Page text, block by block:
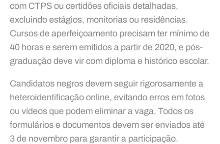
com CTPS ou certidões oficiais detalhadas,
excluindo estágios, monitorias ou residências.
Cursos de aperfeiçoamento precisam ter mínimo de
40 horas e serem emitidos a partir de 2020, e pós-
graduação deve vir com diploma e histórico escolar.
Candidatos negros devem seguir rigorosamente a
heteroidentificação online, evitando erros em fotos
ou vídeos que podem eliminar a vaga. Todos os
formulários e documentos devem ser enviados até
3 de novembro para garantir a participação.